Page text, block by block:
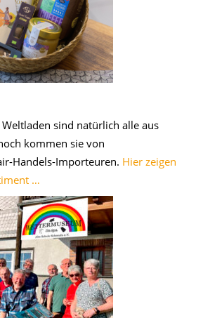
sind natürlich alle aus
kommen sie von
Handels-Importeuren. Hier zeigen
…